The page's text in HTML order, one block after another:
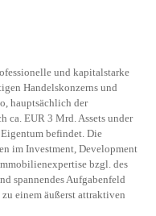
und kapitalstarke
Handelskonzerns und
hauptsächlich der
ca. EUR 3 Mrd. Assets under
befindet. Die
im Investment, Development
bzgl. des
spannendes Aufgabenfeld
einem äußerst attraktiven